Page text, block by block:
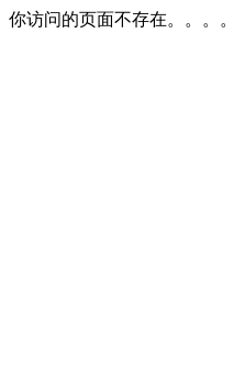
你访问的页面不存在。。。。